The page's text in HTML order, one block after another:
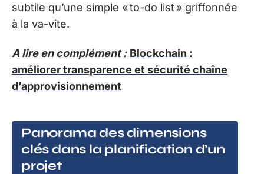
subtile qu’une simple « to-do list » griffonnée
à la va-vite.
A lire en complément : Blockchain :
améliorer transparence et sécurité chaîne
d’approvisionnement
Panorama des dimensions
clés dans la planification d’un
projet